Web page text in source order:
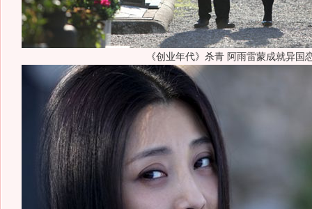
《创业年代》杀青 阿雨雷蒙成就异国